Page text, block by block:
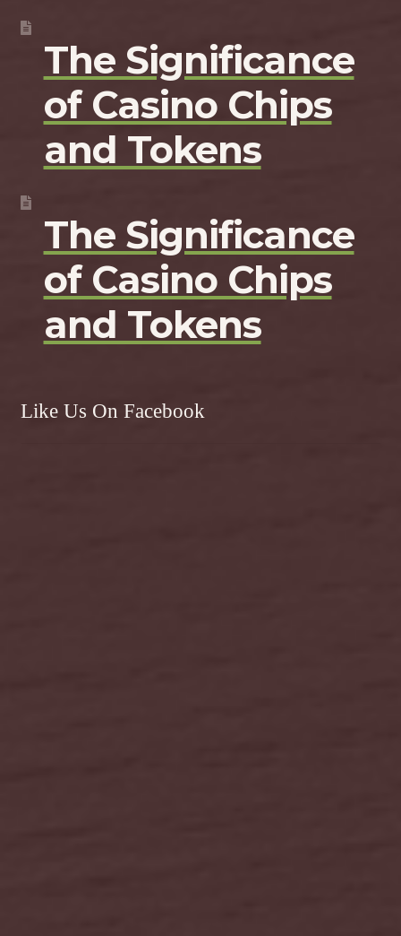
The Significance
of Casino Chips
and Tokens
The Significance
of Casino Chips
and Tokens
Like Us On Facebook